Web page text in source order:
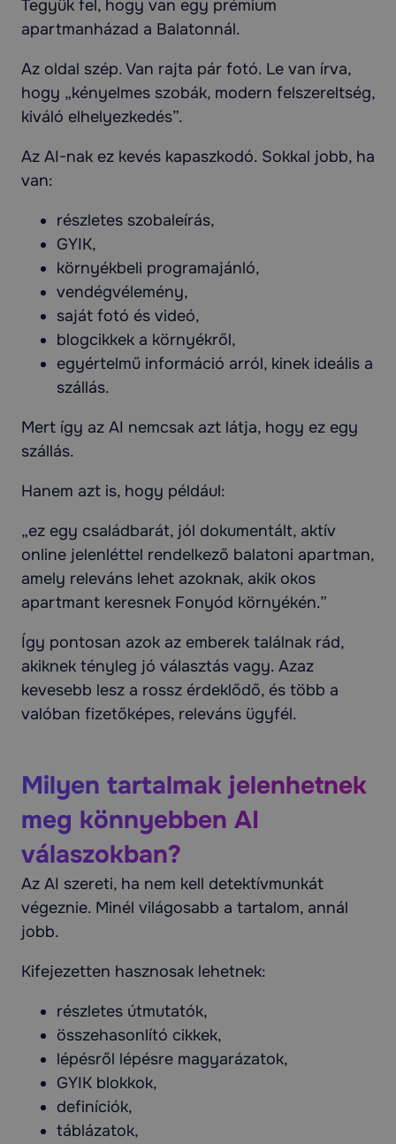
Tegyük fel, hogy van egy prémium
apartmanházad a Balatonnál.
Az oldal szép. Van rajta pár fotó. Le van írva,
hogy „kényelmes szobák, modern felszereltség,
kiváló elhelyezkedés”.
Az AI-nak ez kevés kapaszkodó. Sokkal jobb, ha
van:
részletes szobaleírás,
GYIK,
környékbeli programajánló,
vendégvélemény,
saját fotó és videó,
blogcikkek a környékről,
egyértelmű információ arról, kinek ideális a
szállás.
Mert így az AI nemcsak azt látja, hogy ez egy
szállás.
Hanem azt is, hogy például:
„ez egy családbarát, jól dokumentált, aktív
online jelenléttel rendelkező balatoni apartman,
amely releváns lehet azoknak, akik okos
apartmant keresnek Fonyód környékén.”
Így pontosan azok az emberek találnak rád,
akiknek tényleg jó választás vagy. Azaz
kevesebb lesz a rossz érdeklődő, és több a
valóban fizetőképes, releváns ügyfél.
Milyen tartalmak jelenhetnek
meg könnyebben AI
válaszokban?
Az AI szereti, ha nem kell detektívmunkát
végeznie. Minél világosabb a tartalom, annál
jobb.
Kifejezetten hasznosak lehetnek:
részletes útmutatók,
összehasonlító cikkek,
lépésről lépésre magyarázatok,
GYIK blokkok,
definíciók,
táblázatok,